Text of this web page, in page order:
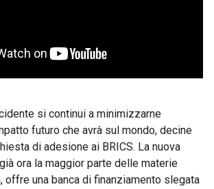
si continui a minimizzarne
futuro che avrà sul mondo, decine
di adesione ai BRICS. La nuova
ora la maggior parte delle materie
offre una banca di finanziamento slegata